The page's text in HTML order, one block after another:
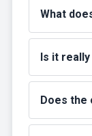
What
Is it
Does the